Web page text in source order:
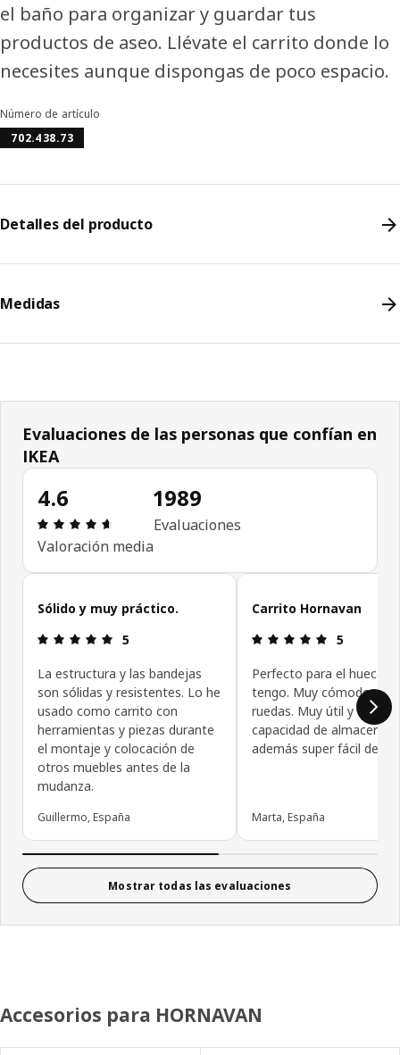
el baño para organizar y guardar tus
productos de aseo. Llévate el carrito donde lo
necesites aunque dispongas de poco espacio.
Número de artículo
702.438.73
Detalles del producto
Medidas
Evaluaciones de las personas que confían en
IKEA
4.6
Reseña: 4.6 de 5 estrellas. Reseñas totales: 1989
Valoración media
1989
Evaluaciones
Omitir evaluaciones de las personas que confían en IKEA
Sólido y muy práctico.
Reseña: 5 de 5 estrellas.
5
La estructura y las bandejas
son sólidas y resistentes. Lo he
usado como carrito con
herramientas y piezas durante
el montaje y colocación de
otros muebles antes de la
mudanza.
Guillermo, España
Carrito Hornavan
Reseña: 5
5
Perfecto para el hueco
tengo. Muy cómodo con
ruedas. Muy útil y con
capacidad de
además super fácil de
Marta, España
Mostrar todas las evaluaciones
Accesorios para HORNAVAN